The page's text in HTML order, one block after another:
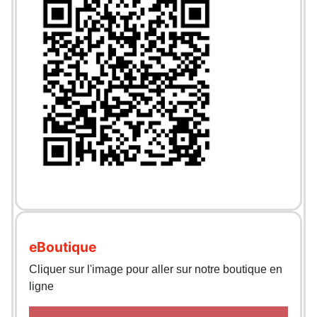
eBoutique
Cliquer sur l'image pour aller sur notre boutique en
ligne